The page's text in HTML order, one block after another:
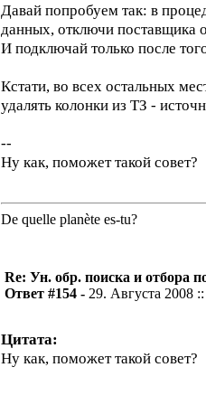
Давай попробуем так: в
данных, отключи поставщика
И подключай только после
Кстати, во всех остальных
удалять колонки из ТЗ -
--
Ну как, поможет такой совет?
De quelle planète es-tu?
Re: Ун. обр. поиска и отбора
Ответ #154 - 29. Августа 2008
Цитата:
Ну как, поможет такой совет?